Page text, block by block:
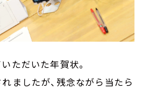
ただいた年賀状。
ましたが、残念ながら当たら